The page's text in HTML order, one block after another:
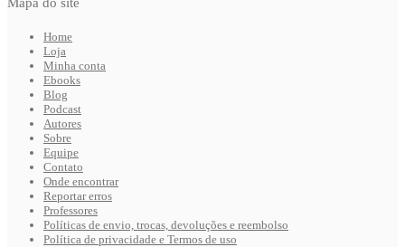
Home
Loja
Minha conta
Ebooks
Blog
Podcast
Autores
Sobre
Equipe
Contato
Onde encontrar
Reportar erros
Professores
Políticas de envio, trocas, devoluções e reembolso
Política de privacidade e Termos de uso